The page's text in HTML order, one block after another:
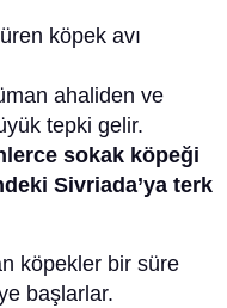
köpek avı
ahaliden ve
tepki gelir.
sokak köpeği
Sivriada’ya terk
köpekler bir süre
başlarlar.